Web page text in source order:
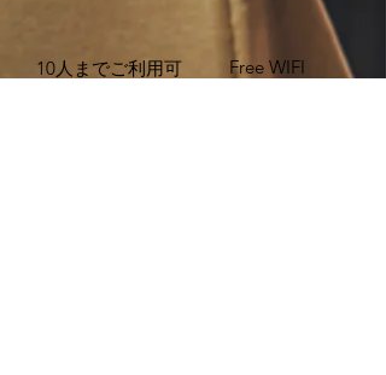
10人までご利用可 Free WIFI